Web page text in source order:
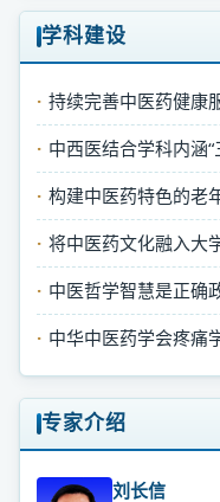
学科建设
持续完善中医药健康
中西医结合学科内涵“
构建中医药特色的老
将中医药文化融入大
中医哲学智慧是正确
中华中医药学会疼痛
专家介绍
刘长信